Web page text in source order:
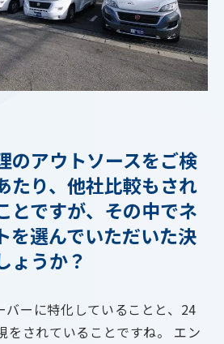
のアウトソースをご検
たり、他社比較もされ
とですが、その中でネ
を選んでいただいた決
ょうか？
バーに特化していることと、24
をされていることですね。 エン